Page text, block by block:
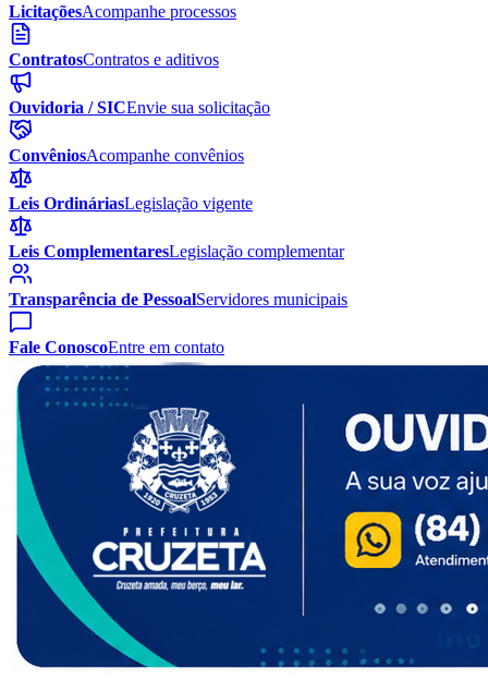
LicitaçõesAcompanhe processos
ContratosContratos e aditivos
Ouvidoria / SICEnvie sua solicitação
ConvêniosAcompanhe convênios
Leis OrdináriasLegislação vigente
Leis ComplementaresLegislação complementar
Transparência de PessoalServidores municipais
Fale ConoscoEntre em contato